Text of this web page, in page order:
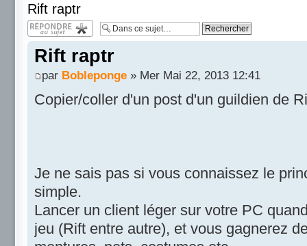
Rift raptr
Répondre
Rift raptr
par Bobleponge » Mer Mai 22, 2013 12:41
Copier/coller d'un post d'un guildien de
Je ne sais pas si vous connaissez le
simple.
Lancer un client léger sur votre PC
jeu (Rift entre autre), et vous gagnerez